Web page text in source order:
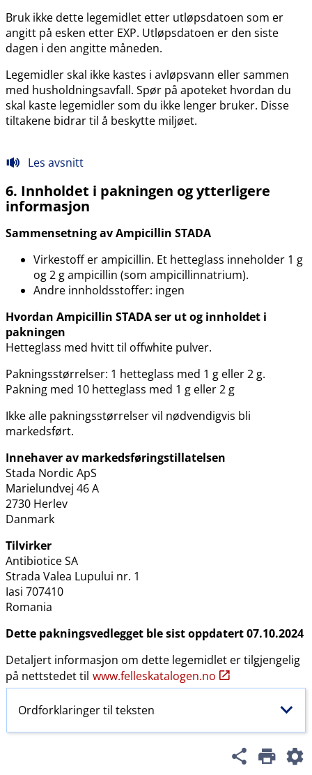
Bruk ikke dette legemidlet etter utløpsdatoen som er
angitt på esken etter EXP. Utløpsdatoen er den siste
dagen i den angitte måneden.
Legemidler skal ikke kastes i avløpsvann eller sammen
med husholdningsavfall. Spør på apoteket hvordan du
skal kaste legemidler som du ikke lenger bruker. Disse
tiltakene bidrar til å beskytte miljøet.
Les avsnitt
6. Innholdet i pakningen og ytterligere
informasjon
Sammensetning av Ampicillin STADA
Virkestoff er ampicillin. Et hetteglass inneholder 1 g
og 2 g ampicillin (som ampicillinnatrium).
Andre innholdsstoffer: ingen
Hvordan Ampicillin STADA ser ut og innholdet i
pakningen
Hetteglass med hvitt til offwhite pulver.
Pakningsstørrelser: 1 hetteglass med 1 g eller 2 g.
Pakning med 10 hetteglass med 1 g eller 2 g
Ikke alle pakningsstørrelser vil nødvendigvis bli
markedsført.
Innehaver av markedsføringstillatelsen
Stada Nordic ApS
Marielundvej 46 A
2730 Herlev
Danmark
Tilvirker
Antibiotice SA
Strada Valea Lupului nr. 1
Iasi 707410
Romania
Dette pakningsvedlegget ble sist oppdatert 07.10.2024
Detaljert informasjon om dette legemidlet er tilgjengelig
på nettstedet til www.felleskatalogen.no
Ordforklaringer til teksten